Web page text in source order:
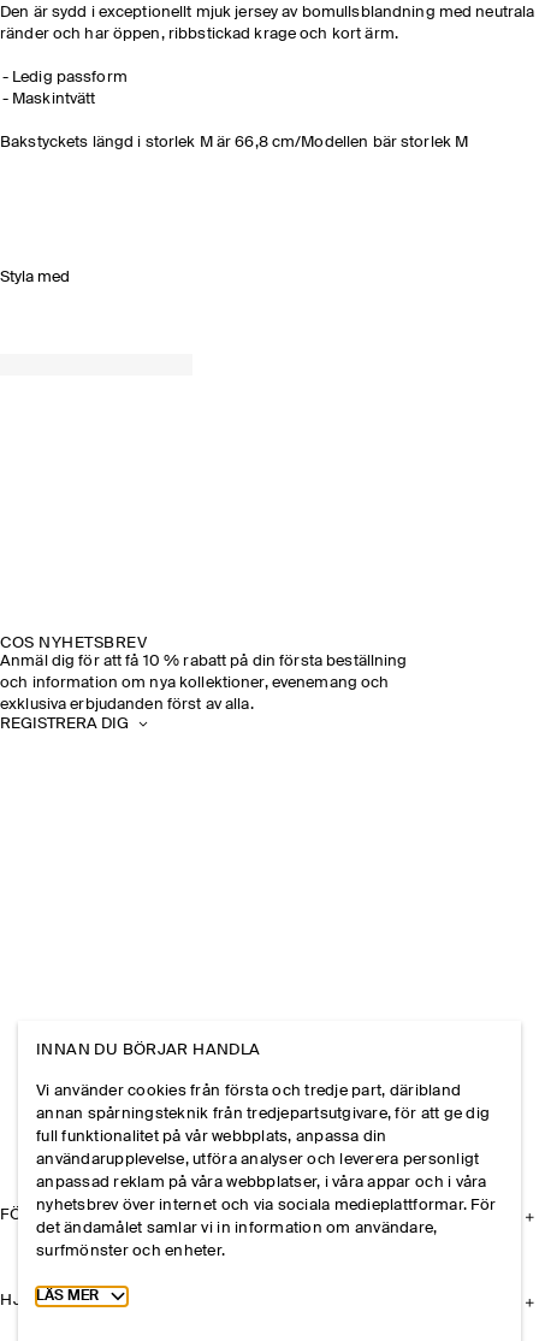
Den är sydd i exceptionellt mjuk jersey av bomullsblandning med neutrala
ränder och har öppen, ribbstickad krage och kort ärm.
Ledig passform
Maskintvätt
Bakstyckets längd i storlek M är 66,8 cm/Modellen bär storlek M
Styla med
COS NYHETSBREV
Anmäl dig för att få 10 % rabatt på din första beställning
och information om nya kollektioner, evenemang och
exklusiva erbjudanden först av alla.
REGISTRERA DIG
FÖRETAGET
HJÄLP
INNAN DU BÖRJAR HANDLA
Vi använder cookies från första och tredje part, däribland
annan spårningsteknik från tredjepartsutgivare, för att ge dig
full funktionalitet på vår webbplats, anpassa din
användarupplevelse, utföra analyser och leverera personligt
anpassad reklam på våra webbplatser, i våra appar och i våra
nyhetsbrev över internet och via sociala medieplattformar. För
det ändamålet samlar vi in information om användare,
surfmönster och enheter.
Toggle more cookie information
LÄS MER